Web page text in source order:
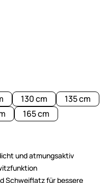
130 cm
135 cm
165 cm
und atmungsaktiv
Schweiflatz für bessere